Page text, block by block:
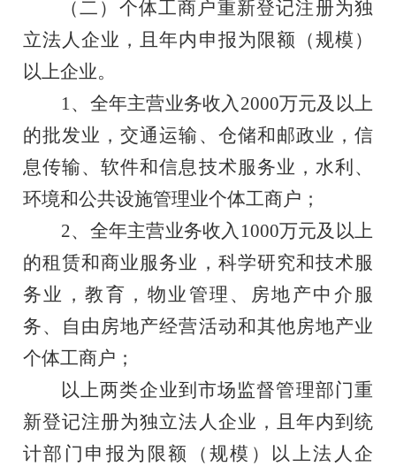
（二） 个体工商户重新登记注册为独
立法人企业，且年内申报为限额（规模）
以上企业。
1、 全年主营业务收入 2000万元及以上
的批发业，交通运输、仓储和邮政业，信
息传输、软件和信息技术服务业，水利、
环境和公共设施管理业个体工商户；
2、 全年主营业务收入 1000万元及以上
的租赁和商业服务业，科学研究和技术服
务业，教育，物业管理、房地产中介服
务、自由房地产经营活动和其他房地产业
个体工商户；
以上两类企业到市场监督管理部门重
新登记注册为独立法人企业，且年内到统
计部门申报为限额（规模）以上法人企